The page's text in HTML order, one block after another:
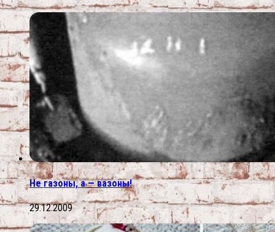
Не газоны, а — вазоны!
29.12.2009